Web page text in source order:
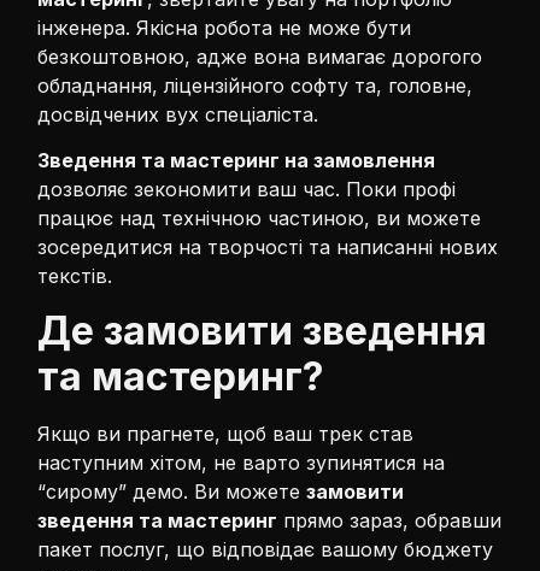
інженера. Якісна робота не може бути
безкоштовною, адже вона вимагає дорогого
обладнання, ліцензійного софту та, головне,
досвідчених вух спеціаліста.
Зведення та мастеринг на замовлення
дозволяє зекономити ваш час. Поки профі
працює над технічною частиною, ви можете
зосередитися на творчості та написанні нових
текстів.
Де замовити зведення
та мастеринг?
Якщо ви прагнете, щоб ваш трек став
наступним хітом, не варто зупинятися на
“сирому” демо. Ви можетезамовити
зведення та мастеринг прямо зараз, обравши
пакет послуг, що відповідає вашому бюджету